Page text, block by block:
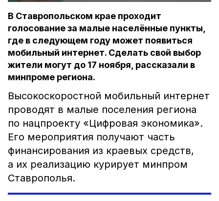
В Ставропольском крае проходит
голосование за малые населённые пункты,
где в следующем году может появиться
мобильный интернет. Сделать свой выбор
жители могут до 17 ноября, рассказали в
минпроме региона.
Высокоскоростной мобильный интернет
проводят в малые поселения региона
по нацпроекту «Цифровая экономика».
Его мероприятия получают часть
финансирования из краевых средств,
а их реализацию курирует минпром
Ставрополья.